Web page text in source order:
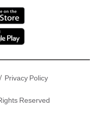
/ Privacy Policy
Reserved